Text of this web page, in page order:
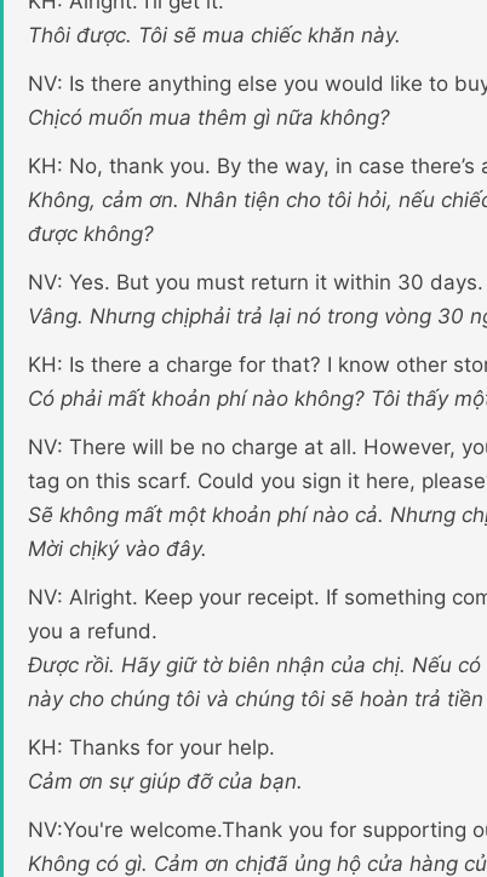
Thôi được. Tôi sẽ mua chiếc khăn này.
NV: Is there anything else you would like to
Chịcó muốn mua thêm gì nữa không?
KH: No, thank you. By the way, in case
Không, cảm ơn. Nhân tiện cho tôi hỏi, nếu
được không?
NV: Yes. But you must return it within 30 days.
Vâng. Nhưng chịphải trả lại nó trong vòng 30
KH: Is there a charge for that? I know other
Có phải mất khoản phí nào không? Tôi thấy
NV: There will be no charge at all. However,
tag on this scarf. Could you sign it here,
Sẽ không mất một khoản phí nào cả. Nhưng
Mời chịký vào đây.
NV: Alright. Keep your receipt. If something
you a refund.
Được rồi. Hãy giữ tờ biên nhận của chị. Nếu
này cho chúng tôi và chúng tôi sẽ hoàn trả tiền
KH: Thanks for your help.
Cảm ơn sự giúp đỡ của bạn.
NV:You're welcome.Thank you for supporting
Không có gì. Cảm ơn chịđã ủng hộ cửa hàng